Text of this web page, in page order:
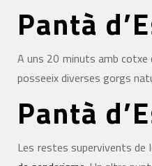
Pantà
A uns 20 minuts amb
posseeix diverses gorgs
Pantà
Les restes supervivents de